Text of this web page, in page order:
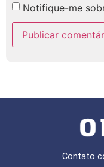
Notifique-me
Contato